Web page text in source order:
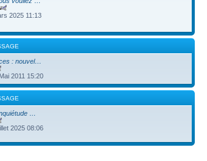
2025 11:13
: nouvel…
2011 15:20
…
2025 08:06